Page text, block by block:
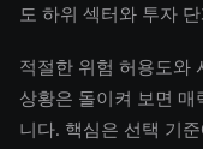
도 하위 섹터와 투자
적절한 위험 허용도와
상황은 돌이켜 보면
니다. 핵심은 선택 기